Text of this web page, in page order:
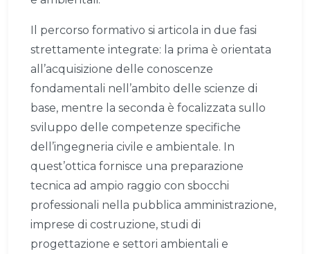
Il percorso formativo si articola in due fasi
strettamente integrate: la prima è orientata
all’acquisizione delle conoscenze
fondamentali nell’ambito delle scienze di
base, mentre la seconda è focalizzata sullo
sviluppo delle competenze specifiche
dell’ingegneria civile e ambientale. In
quest’ottica fornisce una preparazione
tecnica ad ampio raggio con sbocchi
professionali nella pubblica amministrazione,
imprese di costruzione, studi di
progettazione e settori ambientali e